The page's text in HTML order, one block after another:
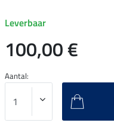
Leverbaar
100,00 €
Aantal: